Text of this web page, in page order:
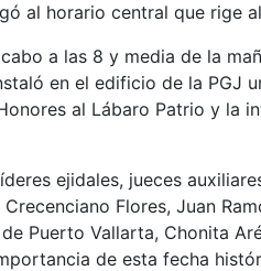
al horario central que rige
a las 8 y media de la
en el edificio de la PGJ
al Lábaro Patrio y la
ejidales, jueces
Flores, Juan
Puerto Vallarta, Chonita
de esta fecha